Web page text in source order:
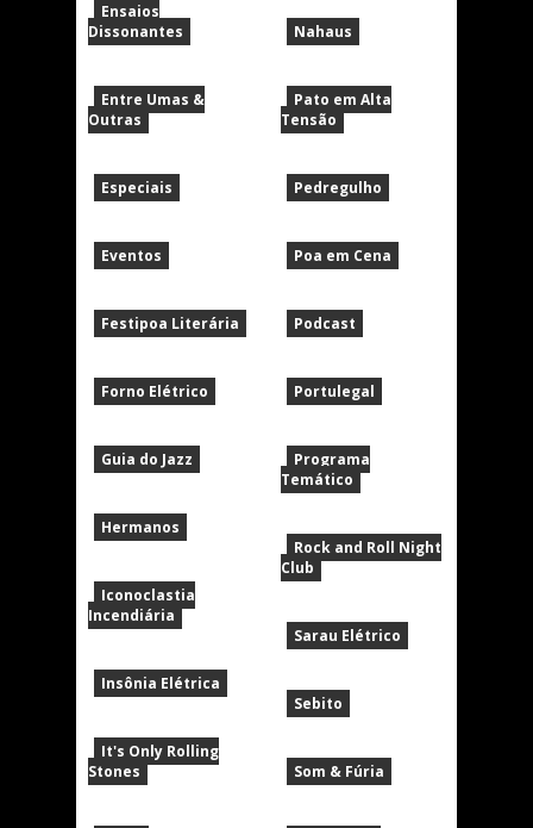
Ensaios
Dissonantes
Entre Umas &
Outras
Especiais
Eventos
Festipoa Literária
Forno Elétrico
Guia do Jazz
Hermanos
Iconoclastia
Incendiária
Insônia Elétrica
It's Only Rolling
Stones
Nahaus
Pato em Alta
Tensão
Pedregulho
Poa em Cena
Podcast
Portulegal
Programa
Temático
Rock and Roll Night
Club
Sarau Elétrico
Sebito
Som & Fúria